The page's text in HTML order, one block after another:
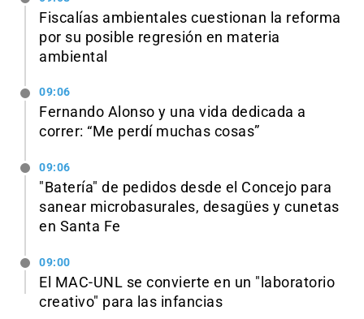
Fiscalías ambientales cuestionan la reforma
por su posible regresión en materia
ambiental
09:06
Fernando Alonso y una vida dedicada a
correr: “Me perdí muchas cosas”
09:06
"Batería" de pedidos desde el Concejo para
sanear microbasurales, desagües y cunetas
en Santa Fe
09:00
El MAC-UNL se convierte en un "laboratorio
creativo" para las infancias